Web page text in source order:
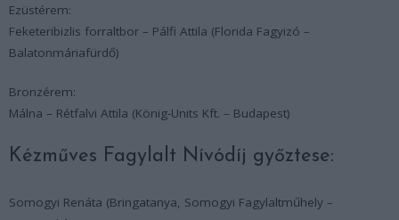
Ezüstérem:
Feketeribizlis forraltbor – Pálfi Attila (Florida Fagyizó –
Balatonmáriafürdő)
Bronzérem:
Málna – Rétfalvi Attila (König-Units Kft. – Budapest)
Kézműves Fagylalt Nívódíj győztese:
Somogyi Renáta (Bringatanya, Somogyi Fagylaltműhely –